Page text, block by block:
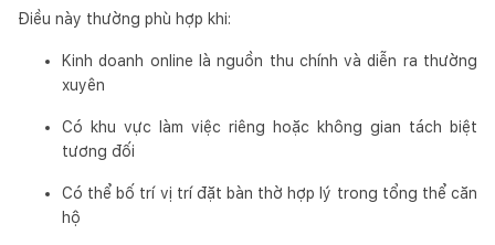
Điều này thường phù hợp khi:
Kinh doanh online là nguồn thu chính và diễn ra thường
xuyên
Có khu vực làm việc riêng hoặc không gian tách biệt
tương đối
Có thể bố trí vị trí đặt bàn thờ hợp lý trong tổng thể căn
hộ